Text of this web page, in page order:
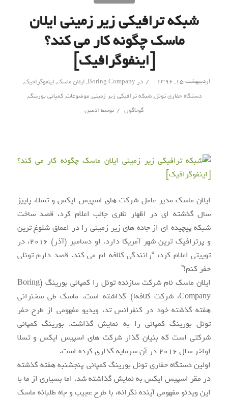
شبکه ترافیکی زیر زمینی ایلان
ماسک چگونه کار می کند؟
[اینفوگرافیک]
اردیبهشت ۱۵, ۱۳۹۶ / در Boring Company
, ایلان ماسک, اینفوگرافیک,
دستگاه حفاری تونل,شبکه ترافیکی زیر زمینی,موضوعات,کمپانی بورینگ,
گوناگون / توسط ادمین
ایلان ماسک مدیر عامل شرکت های اسپیس ایکس و تسلا، پاییز
سال گذشته ای در اظهار نظری جالب اعلام کرد، قصد ساخت
شبکه پیچیده ای از جاده های زیر زمینی را در اعماق شلوغ ترین
و پرترافیک ترین شهر آمریکا دارد. او دسامبر (آذر) ۲۰۱۶، در
توییتی اعلام کرد: “رانندگی کلافه ام می کند. قصد دارم تونلی
حفر کنم!”
ایلان ماسک نام شرکت سازنده تونل را کمپانی بورینگ (Boring
Company، شرکت کلافه!) گذاشته است. ماسک طی سخنرانی
هفته گذشته خود در کنفرانس تد، ویدیو مفهومی از طرح حفر
تونل بورینگ کمپانی را به نمایش گذاشت. بورینگ کمپانی
شرکتی است که بنیان گذار شرکت های اسپیس ایکس و تسلا
اواخر سال ۲۰۱۶ در آن سرمایه گذاری کرده است.
اولین دستگاه حفاری تونل بورینگ کمپانی پنجشنبه هفته گذشته
در مقر اسپیس ایکس به نمایش گذاشته شد، اما بسیاری از ما با
این ویدئو مفهومی آینده نگرانه، با طرح عجیب و جاه طلبانه ماسک